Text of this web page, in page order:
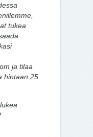
tukea
ja tilaa
hintaan 25